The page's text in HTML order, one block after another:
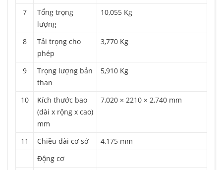
7
Tổng trọng
lượng
10,055 Kg
8
Tải trọng cho
phép
3,770 Kg
9
Trọng lượng bản
than
5,910 Kg
10
Kích thước bao
(dài x rộng x cao)
mm
7,020 × 2210 × 2,740 mm
11 Chiều dài cơ sở
4,175 mm
Động cơ